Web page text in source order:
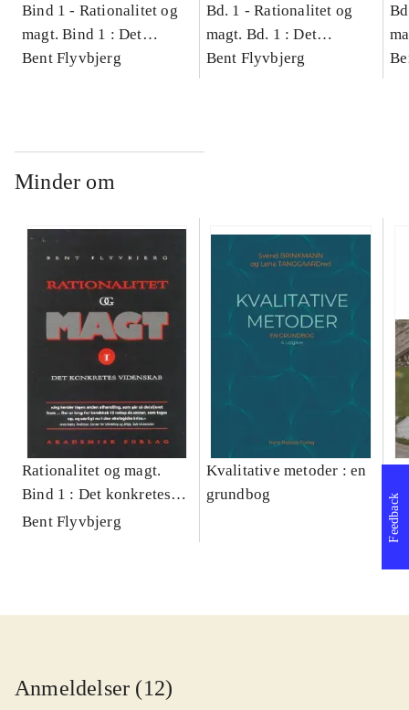
Bind 1 - Rationalitet og
magt. Bind 1 : Det
konkretes videnskab
Bent Flyvbjerg
Bd. 1 -Rationalitet og
magt. Bd. 1 : Det
konkretes videnskab
Bent Flyvbjerg
Minder om
Rationalitet og magt.
Bind 1 : Det konkretes
videnskab
Bent Flyvbjerg
Kvalitative metoder : en
grundbog
Anmeldelser (12)
Feedback